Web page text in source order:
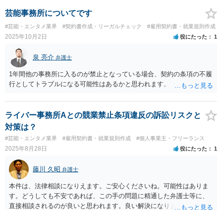
業できなかったとしてもご質問者様の責任ではないと考えられます。
2. 通常、弁護士が訴訟を準備している場合、「来週訴状が届く」など
の事前連絡をメールで送ることはあるのでしょうか？ →「～しない場
合には法的手段も検討します」といった内容を記載することはよくあ
ります。「来週訴状が届く」といった表現はあまり見ません（裁判所
に訴状を提出済みであれば、わざわざいつ頃届くかを相手に知らせる
必要がないため）。 3. 荷物の郵送を拒否しているのは、 - 500点以
上の細かいネイルジェルや筆など、他利用者と混在していて特定が難
しいこと - 郵送すれば「破損した・紛失した」と新たなトラブルを
招く可能性が高いこと が理由です。こちらは「代理人や業者が引き取
ること」は拒否していないのですが、わざわざこちらが費用・リスク
を負って郵送する義務はあるのでしょうか？ →契約書等を確認する必
要がありますが、通常は相手方が自分で回収しなければならず、ご質
問者様が郵送する義務はないと考えられます。 4. 当方としては、内容
証明にて - 未払い分の支払い請求 - 「〇日までに荷物を引き取り
に来ない場合は処分する」旨の通知 を送る予定ですが、この対応に法
的な問題はないでしょうか？ →費用の請求自体は問題ありません。処
分については、合理的な猶予期間を設けるようご注意ください。 弁護
士に相談し内容を確認してもらうこと、できれば弁護士の名義で出し
てもらうことをお勧めします。
芸能事務所についてです
#芸能・エンタメ業界 #契約書作成・リーガルチェック #雇用契約書・就業規則作成
2025年10月2日 役にたった 1
泉 亮介 弁護士
1年間他の事務所に入るのが禁止となっている場合、契約の条項の不履
行としてトラブルになる可能性はあるかと思われます。
ライバー事務所Aとの競業禁止条項違反の訴訟リスクと
対策は？
#芸能・エンタメ業界 #雇用契約書・就業規則作成 #個人事業主・フリーランス
2025年8月28日 役にたった 1
藤川 久昭 弁護士
本件は、法律相談になりえます。ご安心くださいね。可能性はありま
す。どうしても不安であれば、この手の問題に精通した弁護士等に、
直接相談されるのが良いと思われます。良い解決になりますよう祈念